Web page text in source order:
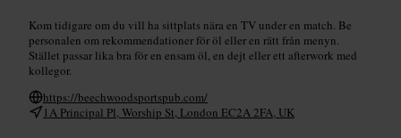
Kom tidigare om du vill ha sittplats nära en TV under en match. Be
personalen om rekommendationer för öl eller en rätt från menyn.
Stället passar lika bra för en ensam öl, en dejt eller ett afterwork med
kollegor.
https://beechwoodsportspub.com/
1A Principal Pl, Worship St, London EC2A 2FA, UK